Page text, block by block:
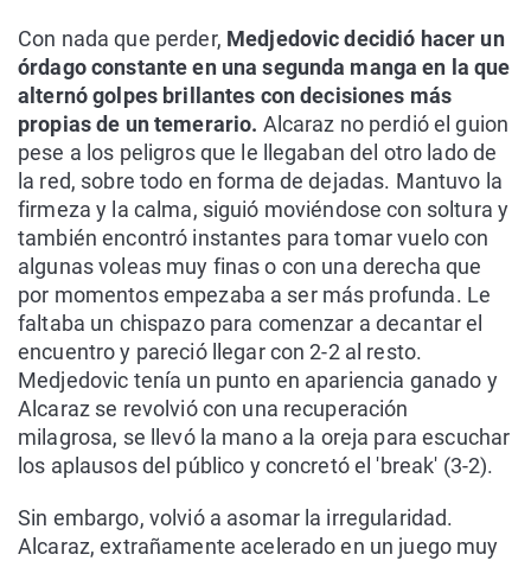
Con nada que perder, Medjedovic decidió hacer un
órdago constante en una segunda manga en la que
alternó golpes brillantes con decisiones más
propias de un temerario. Alcaraz no perdió el guion
pese a los peligros que le llegaban del otro lado de
la red, sobre todo en forma de dejadas. Mantuvo la
firmeza y la calma, siguió moviéndose con soltura y
también encontró instantes para tomar vuelo con
algunas voleas muy finas o con una derecha que
por momentos empezaba a ser más profunda. Le
faltaba un chispazo para comenzar a decantar el
encuentro y pareció llegar con 2-2 al resto.
Medjedovic tenía un punto en apariencia ganado y
Alcaraz se revolvió con una recuperación
milagrosa, se llevó la mano a la oreja para escuchar
los aplausos del público y concretó el 'break' (3-2).
Sin embargo, volvió a asomar la irregularidad.
Alcaraz, extrañamente acelerado en un juego muy